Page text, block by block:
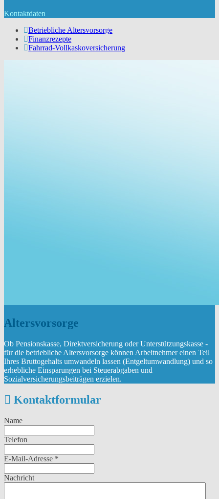
Kontaktdaten
Betriebliche Altersvorsorge
Finanzrezepte
Fahrrad-Vollkaskoversicherung
Altersvorsorge
Ob Pensionskasse, Direktversicherung oder Unterstützungskasse -
für die betriebliche Altersvorsorge können Arbeitnehmer einen Teil
Ihres Bruttogehalts umwandeln lassen (Entgeltumwandlung) und so
erhebliche Einsparungen bei Steuerabgaben und
Sozialversicherungsbeiträgen erzielen.
Kontaktformular
Name
Telefon
E-Mail-Adresse *
Nachricht